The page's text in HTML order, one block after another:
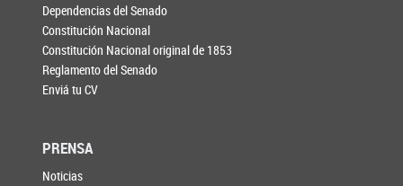
Dependencias del Senado
Constitución Nacional
Constitución Nacional original de 1853
Reglamento del Senado
Enviá tu CV
PRENSA
Noticias